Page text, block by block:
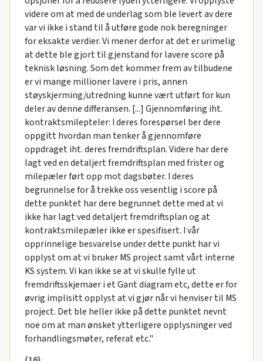
videre om at med de underlag som ble levert av dere
var vi ikke i stand til å utføre gode nok beregninger
for eksakte verdier. Vi mener derfor at det er urimelig
at dette ble gjort til gjenstand for lavere score på
teknisk løsning. Som det kommer frem av tilbudene
er vi mange millioner lavere i pris, annen
støyskjerming/utredning kunne vært utført for kun
deler av denne differansen. [...] Gjennomføring iht.
kontraktsmilepteler: I deres forespørsel ber dere
oppgitt hvordan man tenker å gjennomføre
oppdraget iht. deres fremdriftsplan. Videre har dere
lagt ved en detaljert fremdriftsplan med frister og
milepæler ført opp mot dagsbøter. I deres
begrunnelse for å trekke oss vesentlig i score på
dette punktet har dere begrunnet dette med at vi
ikke har lagt ved detaljert fremdriftsplan og at
kontraktsmilepæler ikke er spesifisert. I vår
opprinnelige besvarelse under dette punkt har vi
opplyst om at vi bruker MS project samt vårt interne
KS system. Vi kan ikke se at vi skulle fylle ut
fremdriftsskjemaer i et Gant diagram etc, dette er for
øvrig implisitt opplyst at vi gjør når vi henviser til MS
project. Det ble heller ikke på dette punktet nevnt
noe om at man ønsket ytterligere opplysninger ved
forhandlingsmøter, referat etc."